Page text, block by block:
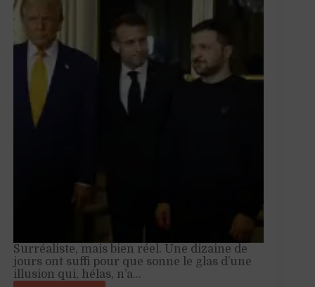
capable
d’incarner
la
nation
Surréaliste, mais bien réel. Une dizaine de
jours ont suffi pour que sonne le glas d’une
illusion qui, hélas, n’a…